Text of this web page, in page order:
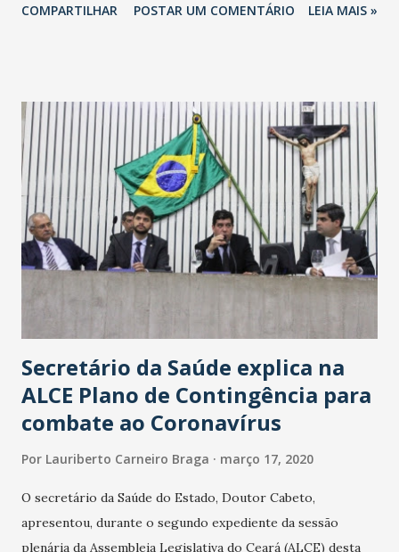
Havan Fortaleza ainda não foi anunciada oficialmente, mas
COMPARTILHAR POSTAR UM COMENTÁRIO LEIA MAIS »
Secretário da Saúde explica na
ALCE Plano de Contingência para
combate ao Coronavírus
Por Lauriberto Carneiro Braga março 17, 2020
O secretário da Saúde do Estado, Doutor Cabeto,
apresentou, durante o segundo expediente da sessão
plenária da Assembleia Legislativa do Ceará (ALCE) desta